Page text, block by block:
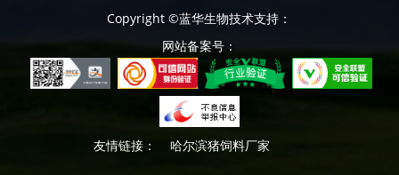
Copyright ©蓝华生物技术支持：
网站备案号：
友情链接： 哈尔滨猪饲料厂家